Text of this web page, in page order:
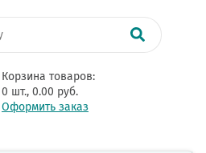
Корзина товаров:
0 шт., 0.00 руб.
Оформить заказ